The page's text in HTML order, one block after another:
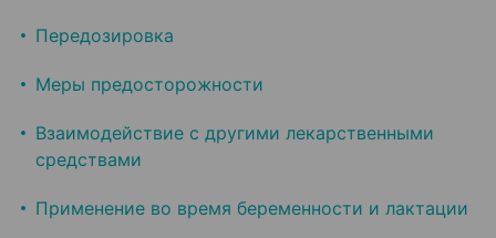
Передозировка
Меры предосторожности
Взаимодействие с другими лекарственными
средствами
Применение во время беременности и лактации